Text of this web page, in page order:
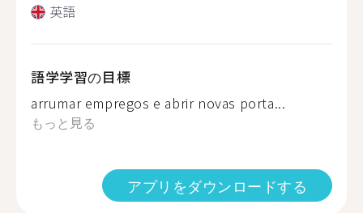
英語
語学学習の目標
arrumar empregos e abrir novas porta...
もっと見る
アプリをダウンロードする